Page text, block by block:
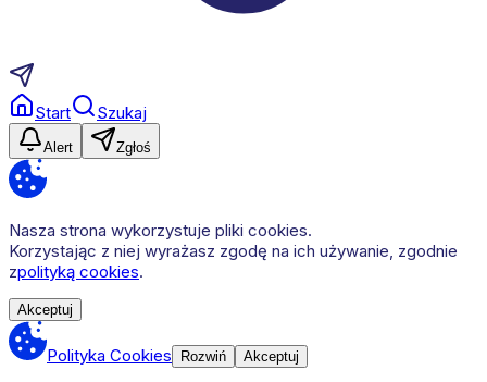
Start Szukaj
Alert Zgłoś
Nasza strona wykorzystuje pliki cookies.
Korzystając z niej wyrażasz zgodę na ich używanie, zgodnie
zpolityką cookies.
Akceptuj
Polityka Cookies Rozwiń Akceptuj